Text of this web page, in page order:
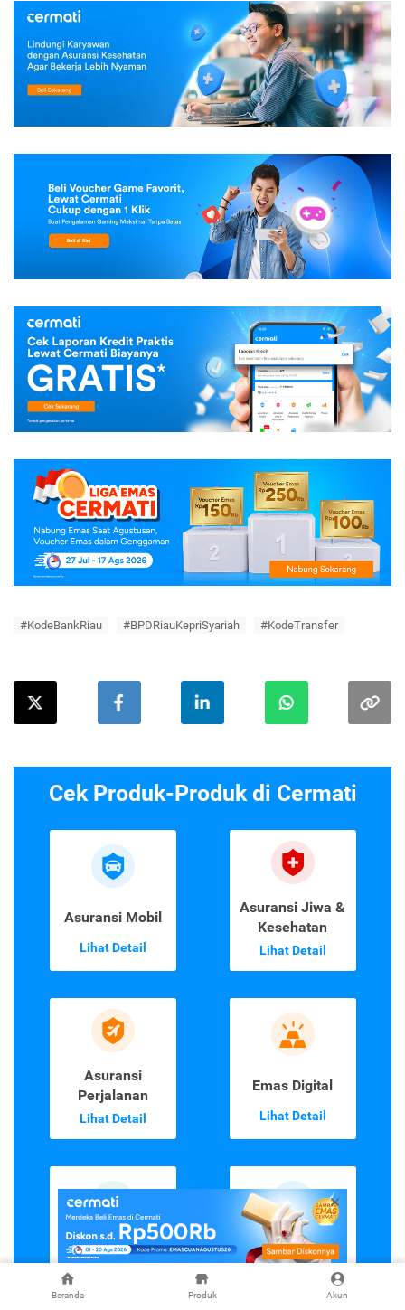
Beranda Produk Akun
#KodeBankRiau #BPDRiauKepriSyariah #KodeTransfer
Cek Produk-Produk di Cermati
Asuransi Mobil
Lihat Detail
Asuransi Jiwa &
Kesehatan
Lihat Detail
Asuransi
Perjalanan
Lihat Detail
Emas Digital
Lihat Detail
Reksa Dana Saham